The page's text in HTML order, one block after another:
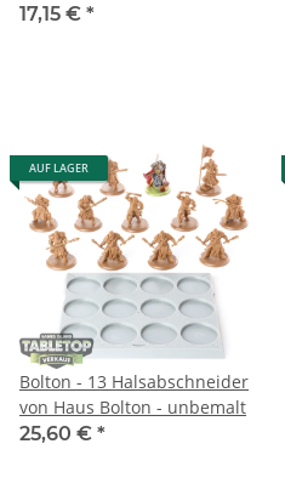
17,15 € *
AUF LAGER
Bolton - 13 Halsabschneider
von Haus Bolton - unbemalt
25,60 € *